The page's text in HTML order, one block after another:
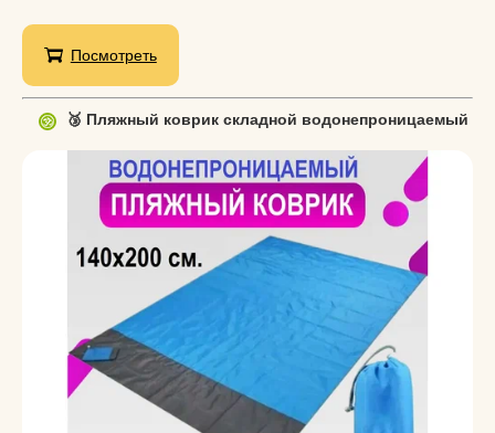
Посмотреть
🥉 Пляжный коврик складной водонепроницаемый